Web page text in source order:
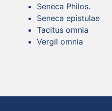
Seneca Philos.
Seneca epistulae
Tacitus omnia
Vergil omnia